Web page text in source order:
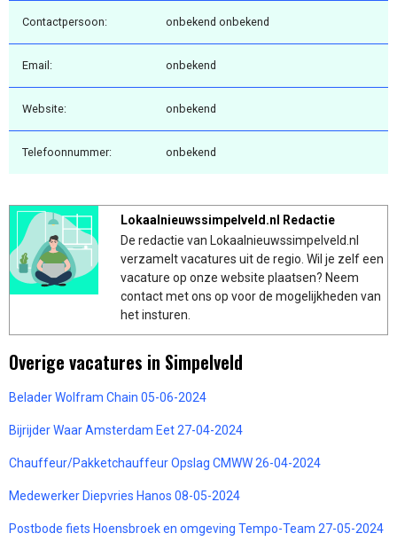
Contactpersoon: onbekend onbekend
Email: onbekend
Website: onbekend
Telefoonnummer: onbekend
Lokaalnieuwssimpelveld.nl Redactie
De redactie van Lokaalnieuwssimpelveld.nl
verzamelt vacatures uit de regio. Wil je zelf een
vacature op onze website plaatsen? Neem
contact met ons op voor de mogelijkheden van
het insturen.
Overige vacatures in Simpelveld
Belader Wolfram Chain 05-06-2024
Bijrijder Waar Amsterdam Eet 27-04-2024
Chauffeur/Pakketchauffeur Opslag CMWW 26-04-2024
Medewerker Diepvries Hanos 08-05-2024
Postbode fiets Hoensbroek en omgeving Tempo-Team 27-05-2024